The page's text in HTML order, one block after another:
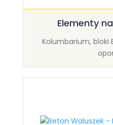
Elementy
Kolumbarium, bloki